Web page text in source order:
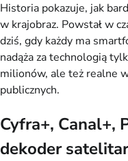
Historia pokazuje, jak
w krajobraz. Powstał w
dziś, gdy każdy ma
nadąża za technologią
milionów, ale też realne
publicznych.
Cyfra+, Canal+,
dekoder